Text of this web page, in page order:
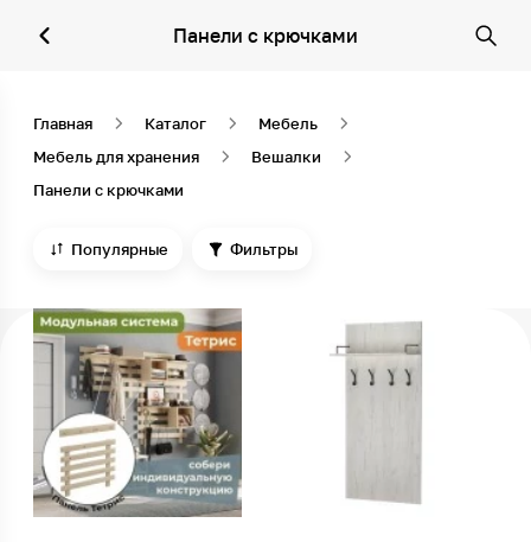
Панели с крючками
Главная Каталог
Мебель
Мебель для хранения
Вешалки
Панели с крючками
Популярные Фильтры